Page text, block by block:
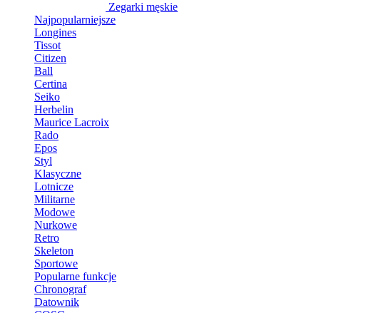
Zegarki męskie
Najpopularniejsze
Longines
Tissot
Citizen
Ball
Certina
Seiko
Herbelin
Maurice Lacroix
Rado
Epos
Styl
Klasyczne
Lotnicze
Militarne
Modowe
Nurkowe
Retro
Skeleton
Sportowe
Popularne funkcje
Chronograf
Datownik